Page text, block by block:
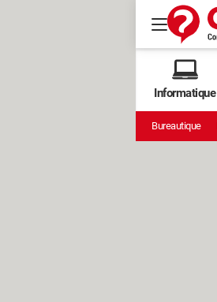
Informatique
Bureautique